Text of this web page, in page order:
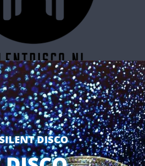
DISCO RESERVEREN
DISCO